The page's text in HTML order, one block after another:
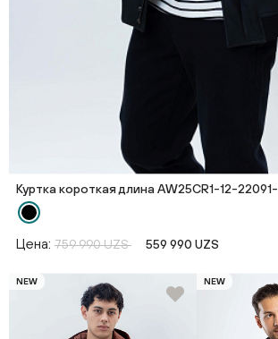
Куртка короткая длина AW25CR1-12-
Цена: 759 990 UZS 559 990 UZS
NEW NEW